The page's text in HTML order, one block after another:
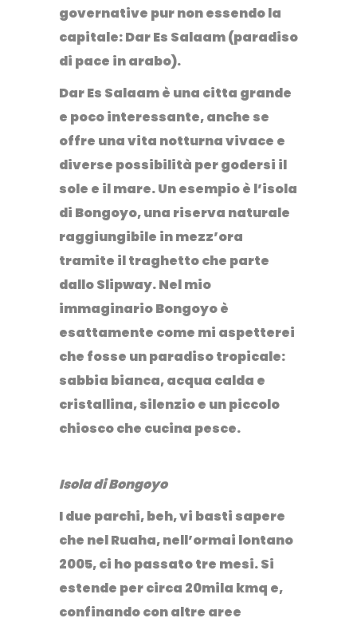
governative pur non essendo la
capitale: Dar Es Salaam (paradiso
di pace in arabo).
Dar Es Salaamè una citta grande
e poco interessante, anche se
offre una vita notturna vivace e
diverse possibilità per godersi il
sole e il mare. Un esempio è l’isola
di Bongoyo, una riserva naturale
raggiungibile in mezz’ora
tramite il traghetto che parte
dallo Slipway. Nel mio
immaginario Bongoyo è
esattamente come mi aspetterei
che fosse un paradiso tropicale:
sabbia bianca, acqua calda e
cristallina, silenzio e un piccolo
chiosco che cucina pesce.
Isola di Bongoyo
I due parchi, beh, vi basti sapere
che nel Ruaha, nell’ormai lontano
2005, ci ho passato tre mesi. Si
estende per circa 20mila kmq e,
confinando con altre aree